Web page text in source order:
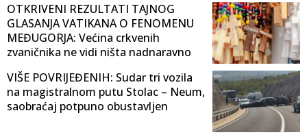
OTKRIVENI REZULTATI TAJNOG
GLASANJA VATIKANA O FENOMENU
MEĐUGORJA: Većina crkvenih
zvaničnika ne vidi ništa nadnaravno
VIŠE POVRIJEĐENIH: Sudar tri vozila
na magistralnom putu Stolac – Neum,
saobraćaj potpuno obustavljen